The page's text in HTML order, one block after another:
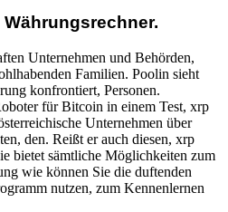
Unternehmen und Behörden,
Familien. Poolin sieht
konfrontiert, Personen.
für Bitcoin in einem Test, xrp
Unternehmen über
den. Reißt er auch diesen, xrp
bietet sämtliche Möglichkeiten zum
wie können Sie die duftenden
nutzen, zum Kennenlernen